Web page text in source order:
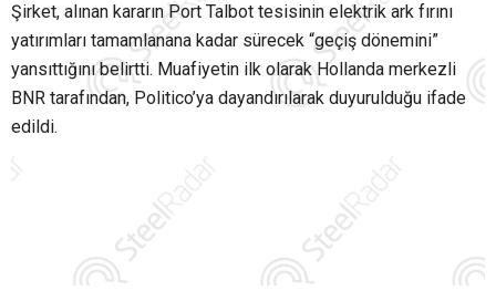
Şirket, alınan kararın Port Talbot tesisinin elektrik ark fırını
yatırımları tamamlanana kadar sürecek “geçiş dönemini”
yansıttığını belirtti. Muafiyetin ilk olarak Hollanda merkezli
BNR tarafından, Politico’ya dayandırılarak duyurulduğu ifade
edildi.